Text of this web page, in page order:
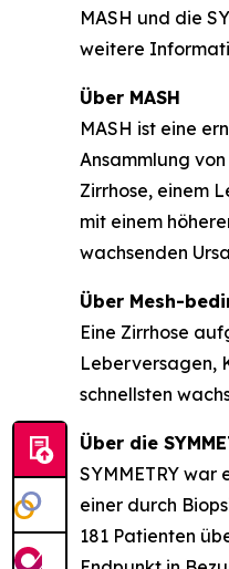
MASH und die
weitere
Über MASH
MASH ist eine
Ansammlung
Zirrhose, einem
mit einem
wachsenden
Über Mesh-
Eine Zirrhose
Leberversagen,
schnellsten
Über die
SYMMETRY
einer durch
181 Patienten